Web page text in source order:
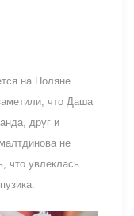
на Поляне
что Даша
друг и
не
что увлеклась